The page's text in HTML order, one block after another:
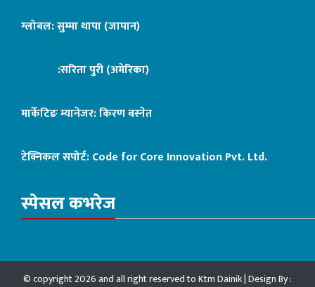
ग्लोबल: सुम्मा थापा (जापान)
:सरिता पुरी (अमेरिका)
मार्केटिङ म्यानेजर: किरण बस्नेत
टेक्निकल सपोर्ट:Code for Core Innovation Pvt. Ltd.
स्पेसल कभरेज
© copyright 2026 and all right reserved to Ktm Dainik | Design By :